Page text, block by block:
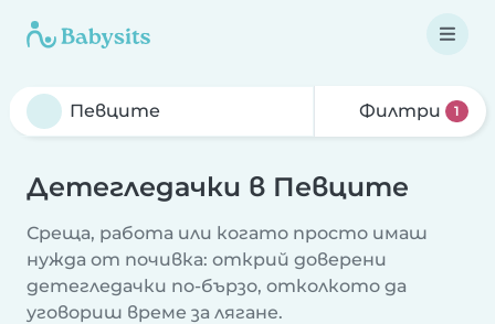
Филтри 1
Детегледачки в Певците
Среща, работа или когато просто имаш
нужда от почивка: открий доверени
детегледачки по-бързо, отколкото да
уговориш време за лягане.